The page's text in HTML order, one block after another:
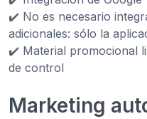
✔️ No es necesario
adicionales: sólo la
✔️ Material promocional
de control
Marketing